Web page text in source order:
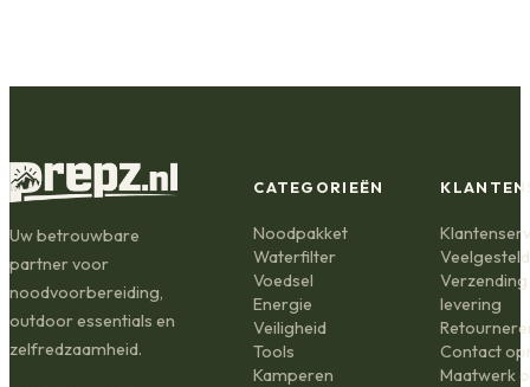
Uw betrouwbare
partner voor
noodvoorbereiding,
outdoor essentials en
zelfredzaamheid.
CATEGORIEËN
Noodpakket
Waterfilter
Voedsel
Energie
Veiligheid
Tools
Kamperen
Verzending
levering
Contact
Maatwerk